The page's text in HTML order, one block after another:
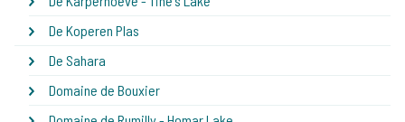
De Koperen Plas
De Sahara
Domaine de Bouxier